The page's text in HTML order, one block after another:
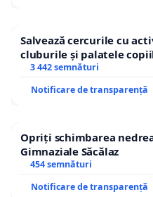
Salvează cercurile cu
cluburile și palatele
3 442 semnături
Notificare de transparență
Opriți schimbarea
Gimnaziale Săcălaz
454 semnături
Notificare de transparență